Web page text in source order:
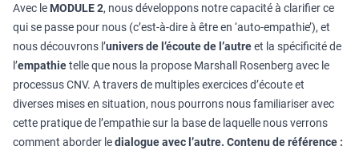
Avec le MODULE 2, nous développons notre capacité à clarifier ce
qui se passe pour nous (c’est-à-dire à être en ‘auto-empathie’), et
nous découvrons l’univers de l’écoute de l’autreet la spécificité de
l’empathietelle que nous la propose Marshall Rosenberg avec le
processus CNV. A travers de multiples exercices d’écoute et
diverses mises en situation, nous pourrons nous familiariser avec
cette pratique de l’empathie sur la base de laquelle nous verrons
comment aborder ledialogue avec l’autre. Contenu de référence :